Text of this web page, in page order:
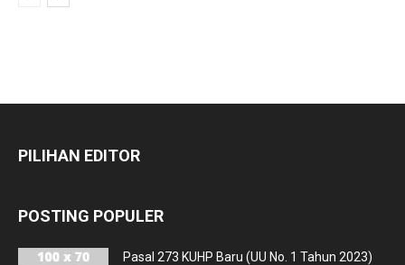
PILIHAN EDITOR
POSTING POPULER
Pasal 273 KUHP Baru (UU No. 1 Tahun 2023)